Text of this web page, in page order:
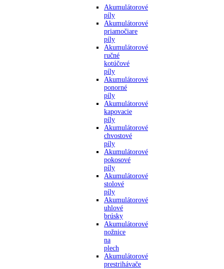
Akumulátorové
píly
Akumulátorové
priamočiare
píly
Akumulátorové
ručné
kotúčové
píly
Akumulátorové
ponorné
píly
Akumulátorové
kapovacie
píly
Akumulátorové
chvostové
píly
Akumulátorové
pokosové
píly
Akumulátorové
stolové
píly
Akumulátorové
uhlové
brúsky
Akumulátorové
nožnice
na
plech
Akumulátorové
prestrihávače